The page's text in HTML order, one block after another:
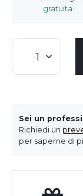
gratuita
Sei un
Richiedi un
per saperne di